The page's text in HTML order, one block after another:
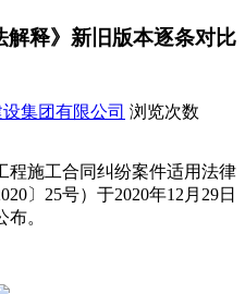
解释》新旧版本逐条对比
集团有限公司 浏览次数
程施工合同纠纷案件适用法律
〕25号）于2020年12月29日
布。